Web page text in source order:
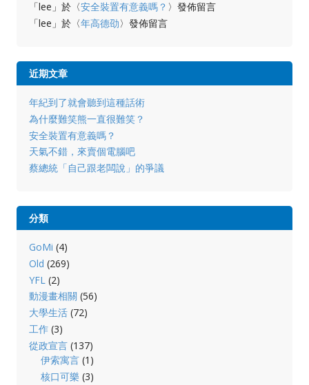
「lee 」於〈安全裝置有意義嗎？ 〉發佈留言
「lee 」於〈年高德劭〉發佈留言
近期文章
年紀到了就會聽到這種話術
為什麼難笑熊一直很難笑？
安全裝置有意義嗎？
天氣不錯，來賣個電腦吧
蔡總統「自己跟老闆說」的爭議
分類
GoMi (4)
Old (269)
YFL (2)
動漫畫相關 (56)
大學生活(72)
工作(3)
從政宣言(137)
伊索寓言 (1)
核口可樂 (3)